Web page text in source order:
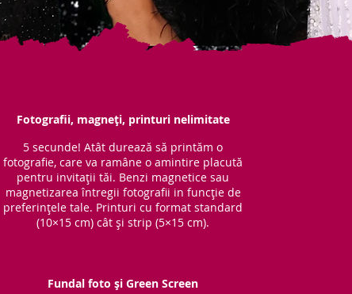
Fotografii, magneți, printuri nelimitate
5 secunde! Atât durează să printăm o
fotografie, care va ramâne o amintire placută
pentru invitații tăi. Benzi magnetice sau
magnetizarea întregii fotografii in funcție de
preferințele tale. Printuri cu format standard
(10×15 cm) cât și strip (5×15 cm).
Fundal foto și Green Screen